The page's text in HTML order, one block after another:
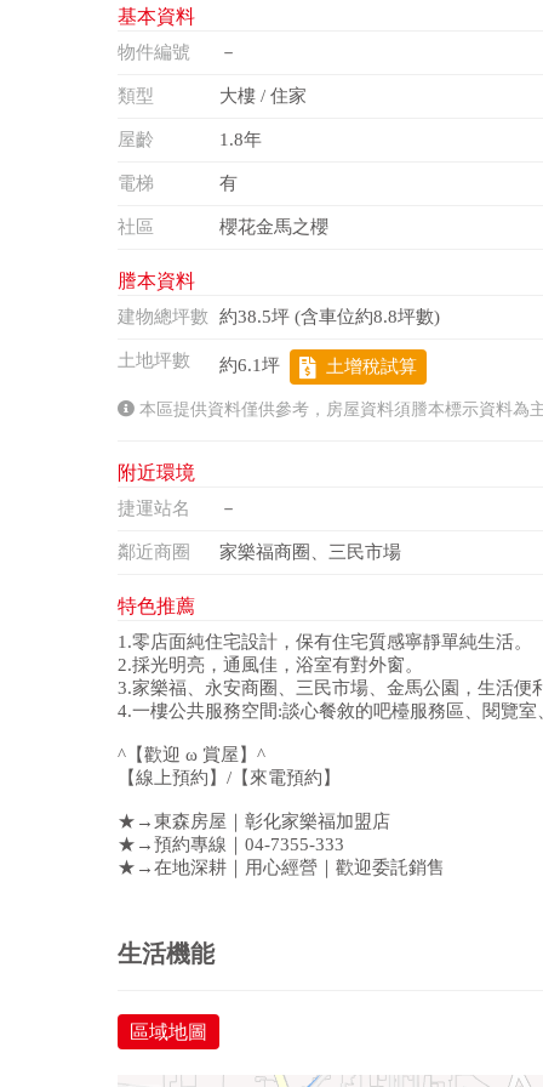
基本資料
物件編號 －
類型 大樓 / 住家
屋齡 1.8年
電梯 有
社區 櫻花金馬之櫻
謄本資料
建物總坪數 約38.5坪 (含車位約8.8坪數)
土地坪數 約6.1坪 土增稅試算
本區提供資料僅供參考，房屋資料須謄本標示資料為
附近環境
捷運站名 －
鄰近商圈 家樂福商圈、三民市場
特色推薦
1.零店面純住宅設計，保有住宅質感寧靜單純生活。
2.採光明亮，通風佳，浴室有對外窗。
3.家樂福、永安商圈、三民市場、金馬公園，生活便
4.一樓公共服務空間:談心餐敘的吧檯服務區、閱覽
^【歡迎 ω 賞屋】^
【線上預約】/【來電預約】
★→東森房屋｜彰化家樂福加盟店
★→預約專線｜04-7355-333
★→在地深耕｜用心經營｜歡迎委託銷售
生活機能
區域地圖